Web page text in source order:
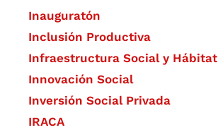
Inauguratón
Inclusión Productiva
Infraestructura Social y Hábitat
​Innovación Social
Inversión Social Privada
IRACA